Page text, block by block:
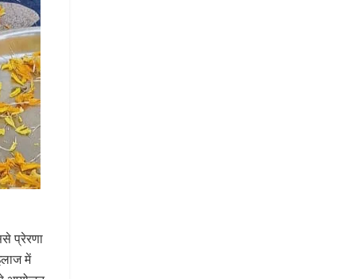
प्रेरणा
में